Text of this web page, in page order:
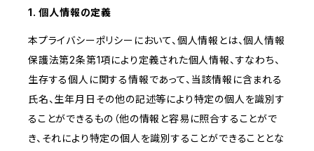
1. 個人情報の定義
本プライバシーポリシーにおいて、個人情報とは、個人情報
保護法第2条第1項により定義された個人情報、すなわち、
生存する個人に関する情報であって、当該情報に含まれる
氏名、生年月日その他の記述等により特定の個人を識別す
ることができるもの（他の情報と容易に照合することがで
き、それにより特定の個人を識別することができることとな